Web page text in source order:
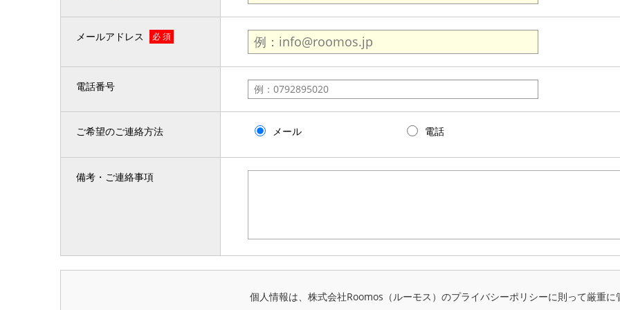
メールアドレス 必 須
電話番号
ご希望のご連絡方法 メール 電話
備考・ご連絡事項
個人情報は、株式会社Roomos（ルーモス）のプライバシーポリシーに則って厳重に